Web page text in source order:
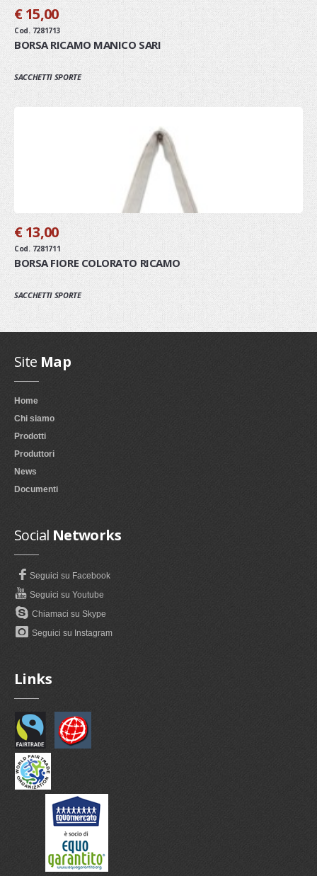
€ 15,00
Cod. 7281713
BORSA RICAMO MANICO SARI
SACCHETTI SPORTE
€ 13,00
Cod. 7281711
BORSA FIORE COLORATO RICAMO
SACCHETTI SPORTE
Site Map
Home
Chi siamo
Prodotti
Produttori
News
Documenti
Social Networks
Seguici su Facebook
Seguici su Youtube
Chiamaci su Skype
Seguici su Instagram
Links